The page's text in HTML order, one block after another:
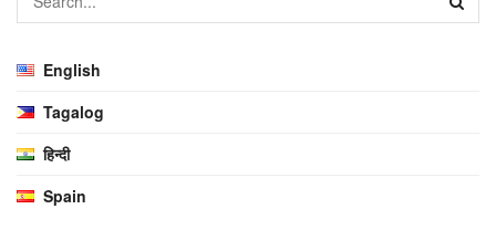
English
Tagalog
हिन्दी
Spain